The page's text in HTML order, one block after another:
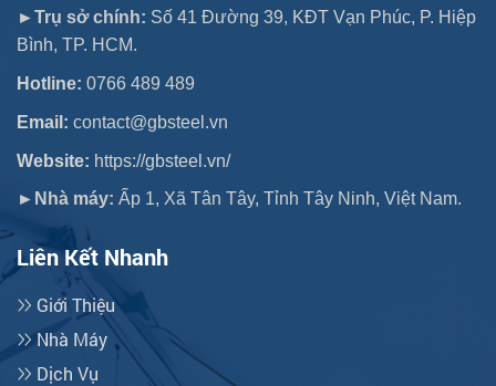
►Trụ sở chính: Số 41 Đường 39, KĐT Vạn Phúc, P. Hiệp
Bình, TP. HCM.
Hotline: 0766 489 489
Email: contact@gbsteel.vn
Website: https://gbsteel.vn/
►Nhà máy: Ấp 1, Xã Tân Tây, Tỉnh Tây Ninh, Việt Nam.
Liên Kết Nhanh
Giới Thiệu
Nhà Máy
Dịch Vụ